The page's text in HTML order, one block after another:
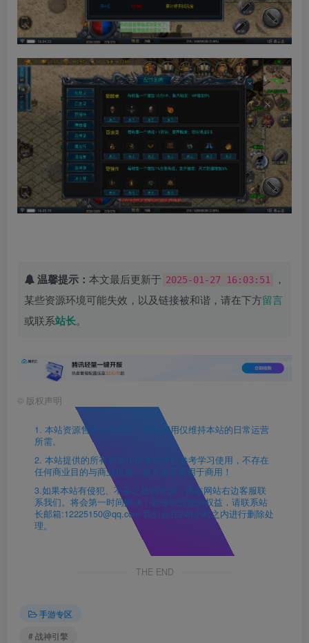
温馨提示： 本文最后更新于 2025-01-27 16:03:51
，
某些资源环境可能失效，以及链接被和谐，请在下方留言
或联系站长。
© 版权声明
1. 本站资源售价只是赞助，收取费用仅维持本站的日常运营
所需。
2. 本站提供的所有资源仅供本地单机参考学习使用，不存在
任何商业目的与商业用途，请大家不要用于商用！
3.如果本站有侵犯、不妥之处的资源，请在网站右边客服联
系我们。将会第一时间解决！若侵犯到您的权益，请联系站
长邮箱:12225150@qq.com 我们会在24h小时之内进行删除处
理。
THE END
手游专区
# 战神引擎